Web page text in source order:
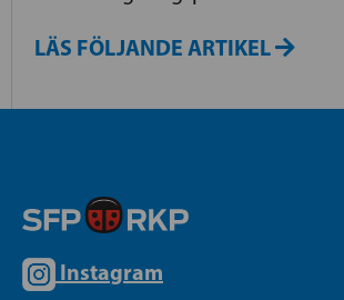
LÄS FÖLJANDE ARTIKEL
Instagram